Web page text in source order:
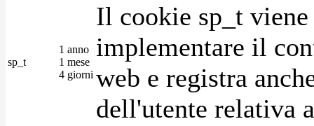
sp_t
1 anno
1 mese
4 giorni
Il cookie sp_t
implementare il
web e registra
dell'utente relativa